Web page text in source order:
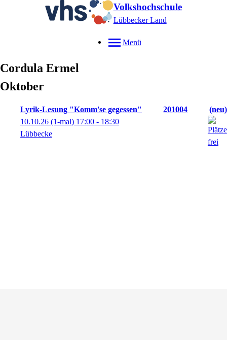
Volkshochschule
Lübbecker Land
Menü
Cordula Ermel
Oktober
Lyrik-Lesung "Komm'se gegessen" 201004
neu
10.10.26 (1-mal) 17:00 - 18:30
Lübbecke